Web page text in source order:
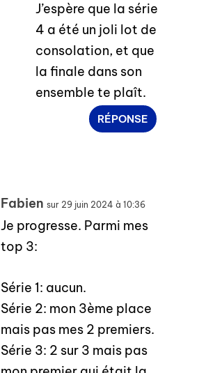
J’espère que la série
4 a été un joli lot de
consolation, et que
la finale dans son
ensemble te plaît.
RÉPONSE
Fabien sur 29 juin 2024 à 10:36
Je progresse. Parmi mes
top 3:
Série 1: aucun.
Série 2: mon 3ème place
mais pas mes 2 premiers.
Série 3: 2 sur 3 mais pas